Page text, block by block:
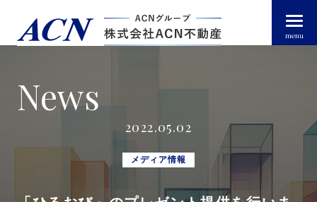
menu
経営者・法人のお客様
個人のお客様
News
2022.05.02
メディア情報